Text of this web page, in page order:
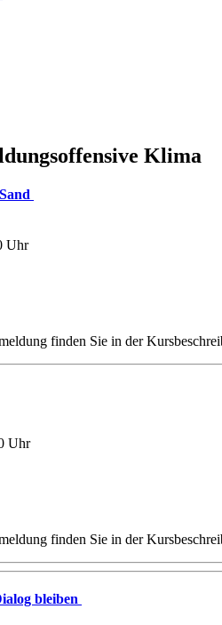
Klima
Uhr
finden Sie in der
Uhr
finden Sie in der
bleiben